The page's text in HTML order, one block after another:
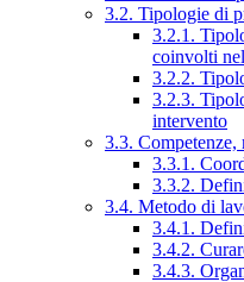
3.2. Tipologie di
3.2.1.
coinvolti
3.2.2.
3.2.3.
intervento
3.3.
3.3.1.
3.3.2.
3.4. Metodo di
3.4.1.
3.4.2.
3.4.3.